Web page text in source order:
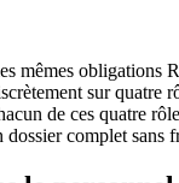
mêmes obligations
sur quatre
de ces quatre
complet sans